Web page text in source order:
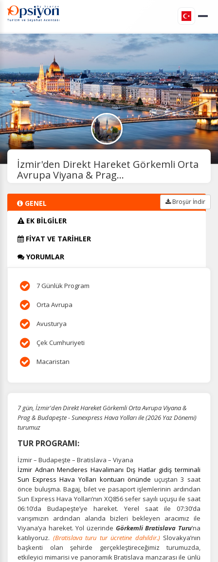
İzmir'den Direkt Hareket Görkemli Orta
Avrupa Viyana & Prag...
GENEL
EK BİLGİLER
FİYAT VE TARİHLER
YORUMLAR
Broşür İndir
7 Günlük Program
Orta Avrupa
Avusturya
Çek Cumhuriyeti
Macaristan
7 gün, İzmir'den Direkt Hareket Görkemli Orta Avrupa Viyana &
Prag & Budapeşte - Sunexpress Hava Yolları ile (2026 Yaz Dönemi)
turumuz
TUR PROGRAMI:
İzmir – Budapeşte – Bratislava – Viyana
İzmir Adnan Menderes Havalimanı Dış Hatlar gidiş terminali
Sun Express Hava Yolları kontuarı önünde uçuştan 3 saat
önce buluşma.Bagaj, bilet ve pasaport işlemlerinin ardından
Sun Express Hava Yolları’nın XQ856 sefer sayılı uçuşu ile saat
06:10’da Budapeşte’ye hareket. Yerel saat ile 07:30’da
varışımızın ardından alanda bizleri bekleyen aracımız ile
Viyana’ya hareket.Yol üzerinde Görkemli Bratislava Turu’na
katılıyoruz. (Bratislava turu tur ücretine dahildir.) Slovakya’nın
başkenti olan şehirde gerçekleştireceğimiz turumuzda,
etkileyici mimarisi ve panoramik Bratislava manzarası ile ünlü